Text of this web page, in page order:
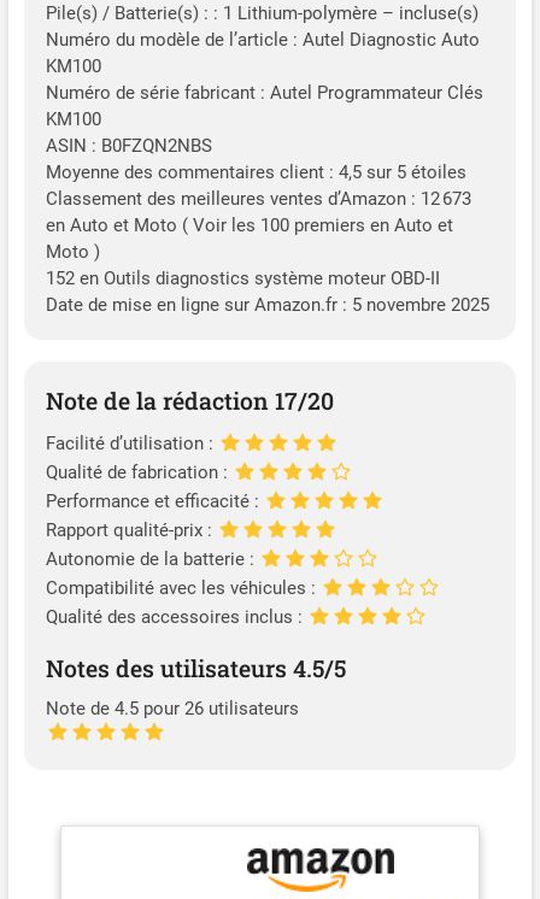
Pile(s) / Batterie(s) : : 1 Lithium-polymère – incluse(s)
Numéro du modèle de l’article : Autel Diagnostic Auto
KM100
Numéro de série fabricant : Autel Programmateur Clés
KM100
ASIN : B0FZQN2NBS
Moyenne des commentaires client : 4,5 sur 5 étoiles
Classement des meilleures ventes d’Amazon : 12 673
en Auto et Moto ( Voir les 100 premiers en Auto et
Moto )
152 en Outils diagnostics système moteur OBD-II
Date de mise en ligne sur Amazon.fr : 5 novembre 2025
Note de la rédaction 17/20
Facilité d’utilisation :
Qualité de fabrication :
Performance et efficacité :
Rapport qualité-prix :
Autonomie de la batterie :
Compatibilité avec les véhicules :
Qualité des accessoires inclus :
Notes des utilisateurs 4.5/5
Note de 4.5 pour 26 utilisateurs